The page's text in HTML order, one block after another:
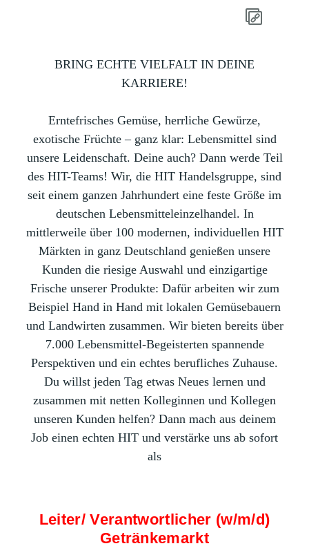
BRING ECHTE VIELFALT IN DEINE
KARRIERE!
Erntefrisches Gemüse, herrliche Gewürze,
exotische Früchte – ganz klar: Lebensmittel sind
unsere Leidenschaft. Deine auch? Dann werde Teil
des HIT-Teams! Wir, die HIT Handelsgruppe, sind
seit einem ganzen Jahrhundert eine feste Größe im
deutschen Lebensmitteleinzelhandel. In
mittlerweile über 100 modernen, individuellen HIT
Märkten in ganz Deutschland genießen unsere
Kunden die riesige Auswahl und einzigartige
Frische unserer Produkte: Dafür arbeiten wir zum
Beispiel Hand in Hand mit lokalen Gemüsebauern
und Landwirten zusammen. Wir bieten bereits über
7.000 Lebensmittel-Begeisterten spannende
Perspektiven und ein echtes berufliches Zuhause.
Du willst jeden Tag etwas Neues lernen und
zusammen mit netten Kolleginnen und Kollegen
unseren Kunden helfen? Dann mach aus deinem
Job einen echten HIT und verstärke uns ab sofort
als
Leiter/ Verantwortlicher (w/m/d)
Getränkemarkt